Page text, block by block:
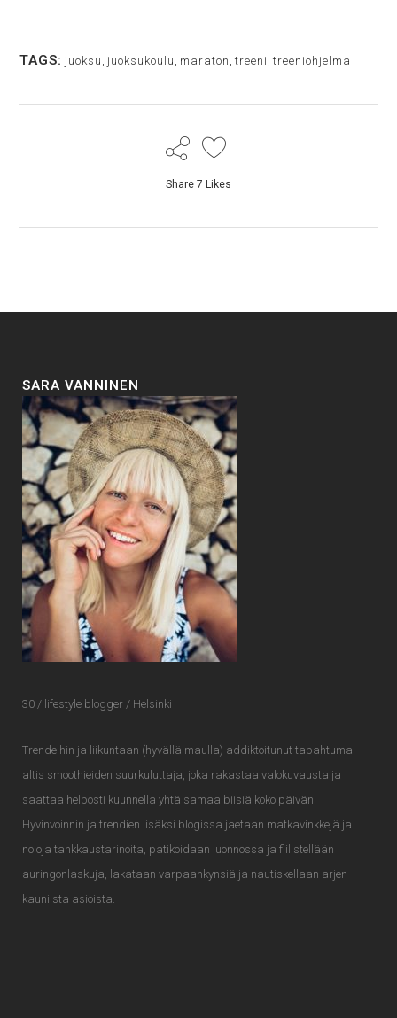
TAGS: juoksu juoksukoulu maraton ,treeni ,treeniohjelma
Share 7 Likes
SARA VANNINEN
30 / lifestyle blogger / Helsinki
Trendeihin ja liikuntaan (hyvällä maulla) addiktoitunut tapahtuma-
altis smoothieiden suurkuluttaja, joka rakastaa valokuvausta ja
saattaa helposti kuunnella yhtä samaa biisiä koko päivän.
Hyvinvoinnin ja trendien lisäksi blogissa jaetaan matkavinkkejä ja
noloja tankkaustarinoita, patikoidaan luonnossa ja fiilistellään
auringonlaskuja, lakataan varpaankynsiä ja nautiskellaan arjen
kauniista asioista.